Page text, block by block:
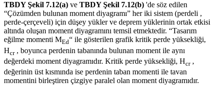
TBDY Şekil 7.12(a) ve TBDY Şekil 7.12(b) 'de söz edilen
“Çözümden bulunan moment diyagramı” her iki sistem (perdeli ,
perde-çerçeveli) için düşey yükler ve deprem yüklerinin ortak etkisi
altında oluşan moment diyagramını temsil etmektedir. “Tasarım
eğilme momenti MEd“ ile gösterilen grafik kritik perde yüksekliği,
Hcr, boyunca perdenin tabanında bulunan moment ile aynı
değerdeki moment diyagramıdır. Kritik perde yüksekliği, Hcr,
değerinin üst kısmında ise perdenin taban momenti ile tavan
momentini birleştiren çizgiye paralel olan moment diyagramıdır.